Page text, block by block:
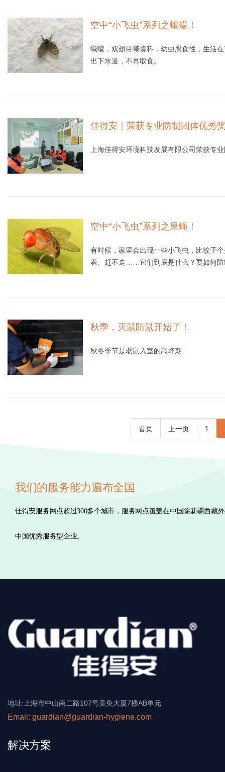
空中“小飞虫”系列之蛾蠓！
蛾蠓，双翅目蛾蠓科，幼虫腐食性，生活
出下水道，不再取食。
佳得安｜荣获专业防制团体优秀
上海佳得安环境科技发展有限公司荣获专
空中“小飞虫”系列之果蝇！
有时候，家里会出现一些小飞虫，比蚊子
着、赶不走……它们到底是什么？要如何防
秋季，灭鼠防鼠开始了！
秋冬季节是老鼠入室的高峰期
首页 上一页 1
我们的服务能力遍布全国
佳得安服务网点超过300多个城市，服务网点覆盖在中国除新疆西藏
中国优秀服务型企业。
地址:上海市中山南二路107号美奂大厦7楼AB单元
Email: guardian@guardian-hygiene.com
解决方案